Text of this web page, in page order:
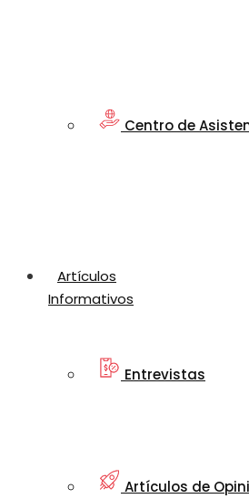
Centro de
Artículos
Informativos
Entrevistas
Artículos de